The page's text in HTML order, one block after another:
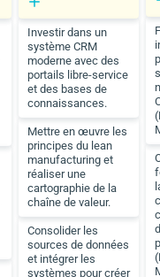
Investir dans un
système CRM
moderne avec des
portails libre-service
et des bases de
connaissances.
Mettre en œuvre les
principes du lean
manufacturing et
réaliser une
cartographie de la
chaîne de valeur.
Consolider les
sources de données
et intégrer les
systèmes pour créer